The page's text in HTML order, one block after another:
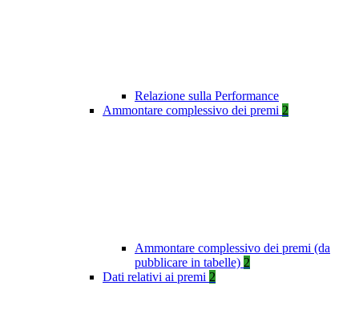
Relazione sulla Performance
Ammontare complessivo dei premi 2
Ammontare complessivo dei premi (da
pubblicare in tabelle) 2
Dati relativi ai premi 2